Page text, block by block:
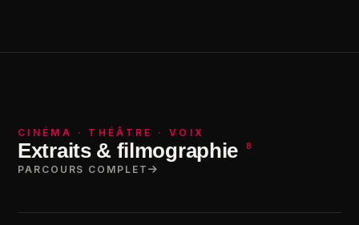
CINÉMA · THÉÂTRE · VOIX
Extraits & filmographie 8
PARCOURS COMPLET